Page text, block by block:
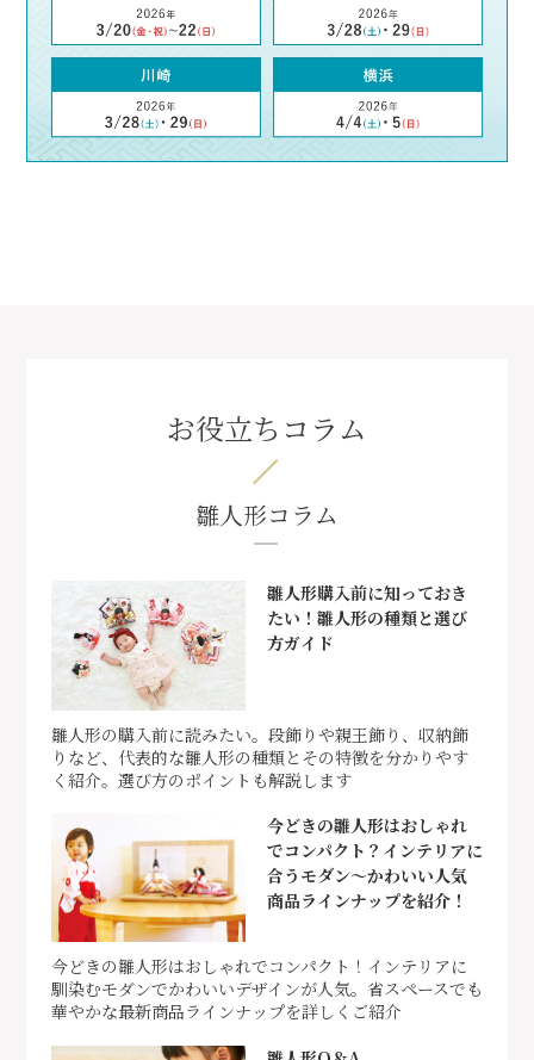
お役立ちコラム
雛人形コラム
雛人形購入前に知っておき
たい！雛人形の種類と選び
方ガイド
雛人形の購入前に読みたい。段飾りや親王飾り、収納飾
りなど、代表的な雛人形の種類とその特徴を分かりやす
く紹介。選び方のポイントも解説します
今どきの雛人形はおしゃれ
でコンパクト？インテリアに
合うモダン～かわいい人気
商品ラインナップを紹介！
今どきの雛人形はおしゃれでコンパクト！インテリアに
馴染むモダンでかわいいデザインが人気。省スペースでも
華やかな最新商品ラインナップを詳しくご紹介